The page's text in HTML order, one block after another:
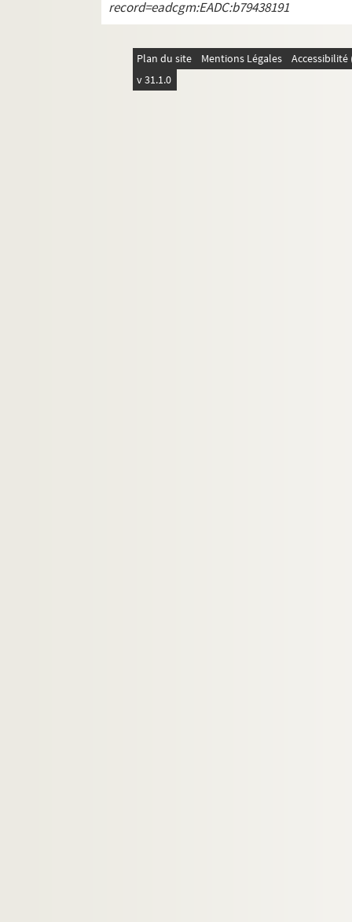
record=eadcgm:EADC:b79438191
Plan du site Mentions Légales
v 31.1.0